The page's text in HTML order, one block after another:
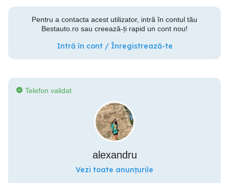
Pentru a contacta acest utilizator, intră în contul tău
Bestauto.ro sau creează-ți rapid un cont nou!
Intră în cont / Înregistrează-te
Telefon validat
alexandru
Vezi toate anunțurile